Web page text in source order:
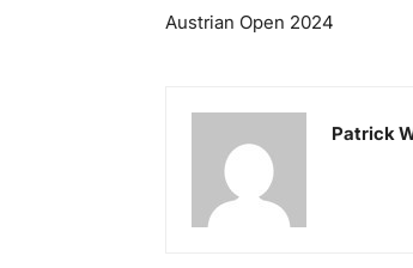
Austrian Open 2024
Patrick